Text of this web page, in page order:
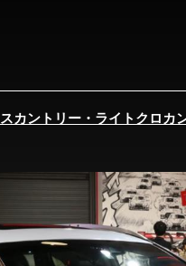
カントリー・ライトクロカ